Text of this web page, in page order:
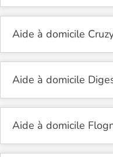
Aide à domicile
Aide à domicile
Aide à domicile